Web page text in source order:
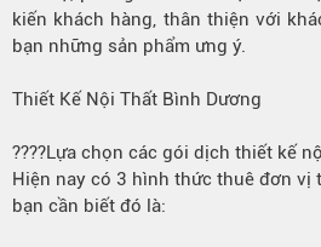
kiến khách hàng, thân thiện với
bạn những sản phẩm ưng ý.
Thiết Kế Nội Thất Bình Dương
????Lựa chọn các gói dịch thiết kế
Hiện nay có 3 hình thức thuê đơn vị
bạn cần biết đó là: